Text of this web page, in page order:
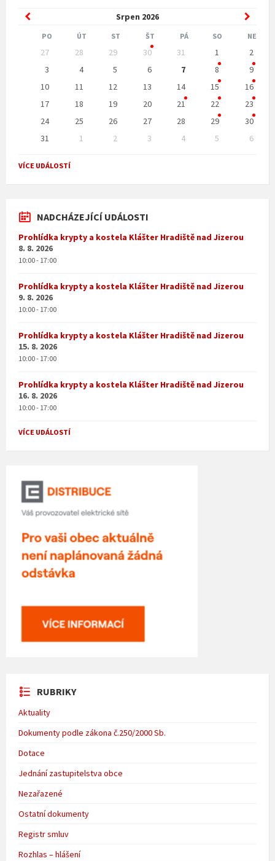
Srpen 2026
Previous
Month
Month
PO ÚT ST ŠT PÁ SO NE
calendar
27 28 29 30 31 1
2
3
4 5 6 7 8
9
10
11 12 13 14 15
16
17
18 19 20 21 22
23
24
25 26 27 28 29
30
31
1 2 3 4 5
6
to
calendar
VÍCE UDÁLOSTÍ
NADCHÁZEJÍCÍ UDÁLOSTI
Prohlídka krypty a kostela Klášter Hradiště nad Jizerou
8. 8. 2026
10:00 - 17:00
Prohlídka krypty a kostela Klášter Hradiště nad Jizerou
9. 8. 2026
10:00 - 17:00
Prohlídka krypty a kostela Klášter Hradiště nad Jizerou
15. 8. 2026
10:00 - 17:00
Prohlídka krypty a kostela Klášter Hradiště nad Jizerou
16. 8. 2026
10:00 - 17:00
VÍCE UDÁLOSTÍ
RUBRIKY
Aktuality
Dokumenty podle zákona č.250/2000 Sb.
Dotace
Jednání zastupitelstva obce
Nezařazené
Ostatní dokumenty
Registr smluv
Rozhlas – hlášení